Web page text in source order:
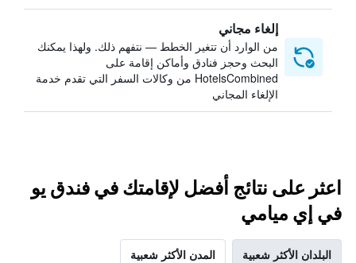
إلغاء مجاني
من الوارد أن تتغير الخطط — نتفهم ذلك. ولهذا يمكنك
البحث وحجز فنادق وأماكن إقامة على
HotelsCombined من وكالات السفر التي تقدم خدمة
الإلغاء المجاني
اعثر على نتائج أفضل لإقامتك في فندق يو
في إي ميامي
البلدان الأكثر شعبية المدن الأكثر شعبية